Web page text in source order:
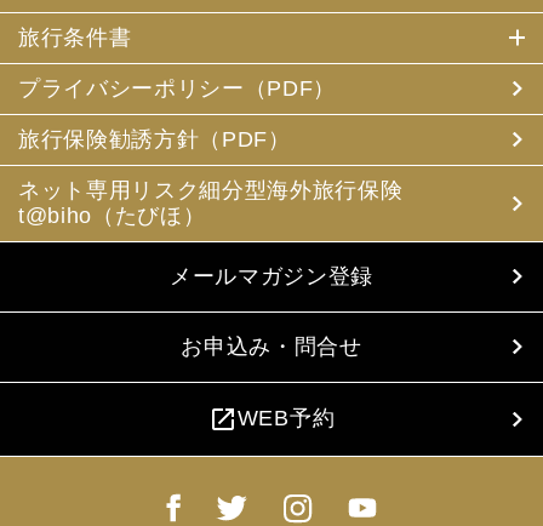
旅行条件書
プライバシーポリシー（PDF）
旅行保険勧誘方針（PDF）
ネット専用リスク細分型海外旅行保険
t@biho（たびほ）
メールマガジン登録
お申込み・問合せ
open_in_newWEB予約